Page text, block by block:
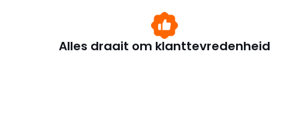
Alles draait om klanttevredenheid